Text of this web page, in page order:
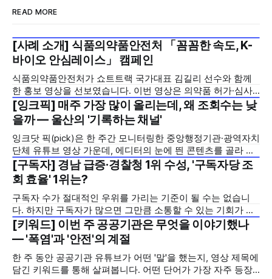
READ MORE
2026년 7월 5주
[사례 소개] 식품의약품안전처 「꼼꼼한 속도, K-
바이오 안심레이스」 캠페인
식품의약품안전처가 쇼트트랙 국가대표 김길리 선수와 함께
한 홍보 영상을 선보였습니다. 이번 영상은 의약품 허가·심사
기간을 기존 420일에서 240일로 단축한 정책을 국민에게 쉽
고 친근하게 알리기 위해 제작한 것으로, 딱딱하게 느껴질 수
있는 규제 정책을, 빙판 위에서 빠른 스피드와 꼼꼼한 준비를
모두 갖춘 김길리 선수의 이미지에 빗대어 풀어낸 것이 특징입
니다. '빠르지만
2026년 7월 5주
[잉크픽] 매주 가장 많이 올리는데, 왜 조회수는 낮
을까 — 울산의 '기록하는 채널'
잉크닷 픽(pick)은 한 주간 모니터링한 중앙행정기관·광역자치
단체 유튜브 영상 가운데, 에디터의 눈에 띈 콘텐츠를 골라 그
시도와 의미를 들여다보는 코너입니다. 조회수 순위표 맨 위에
오르지는 못했지만, 다른 채널이 가지 않은 길을 택한 콘텐츠
를 소개합니다. 이번 주는 특정 영상 한 편이 아니라, 채널 하나
의 '변화'를 이야기하려
2026년 7월 5주
[구독자] 경남 급증·경찰청 1위 수성, '구독자당 조
회 효율' 1위는?
구독자 수가 절대적인 우위를 가리는 기준이 될 수는 없습니
다. 하지만 구독자가 많으면 그만큼 소통할 수 있는 기회가 많
아집니다. 소통은 곧 채널의 신뢰로 이어집니다. 억지로 구독
자를 확보하기보다는 소통하는, 그래서 충성도 높은 구독자를
다수 확보하길 바라는 마음을 담아, 중앙행정기관과 광역자치
단체 유튜브 채널의 구독자를 월 단위로 분석합니다. 중앙행정
기관과 광역자치단체 유튜브 채널의 구독자를 통합하여
2026년 7월 5주
[키워드] 이번 주 공공기관은 무엇을 이야기했나
— '폭염'과 '안전'의 계절
한 주 동안 공공기관 유튜브가 어떤 '말'을 했는지, 영상 제목에
담긴 키워드를 통해 살펴봅니다. 어떤 단어가 가장 자주 등장